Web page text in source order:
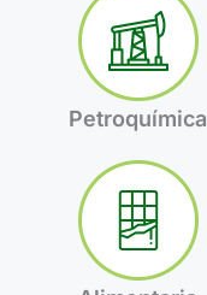
Petroquímica